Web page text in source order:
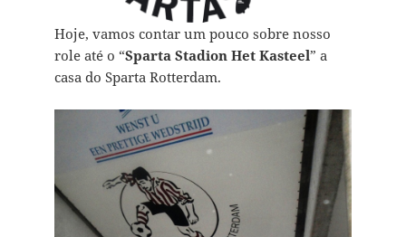
Hoje, vamos contar um pouco sobre nosso
role até o “Sparta Stadion Het Kasteel” a
casa do Sparta Rotterdam.